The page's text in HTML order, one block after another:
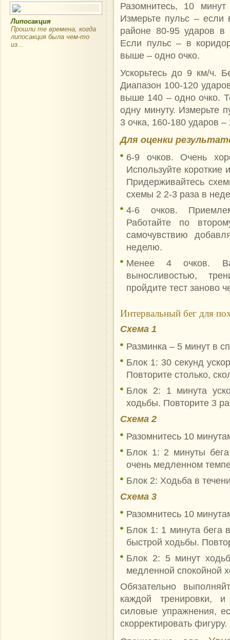
Липосакция
Прошли те времена, когда
липосакция была чем-то
из...
Разомнитесь, 10
Измерьте пульс – если
районе 80-95 ударов в
Если пульс – в
выше – одно очко.
Ускорьтесь до 9 км/ч.
Диапазон 100-120
выше 140 – одно очко.
одну минуту. Измерьте
3 очка, 160-180 ударов
Для оценки
6-9 очков. Очень
Используйте короткие
Придерживайтесь
схемы 2 2-3 раза в
4-6 очков.
Работайте по
самочувствию
неделю.
Менее 4 очков.
выносливостью,
пройдите тест заново
Интервальный бег для
Схема 1
Разминка – 5 минут в
Блок 1: 30 секунд
Повторите столько,
Блок 2: 1 минута
ходьбы. Повторите 3
Схема 2
Разомнитесь 10
Блок 1: 2 минуты
очень медленном
Блок 2: Ходьба в
Схема 3
Разомнитесь 10
Блок 1: 1 минута бега
быстрой ходьбы.
Блок 2: 5 минут
медленной спокойной
Обязательно
каждой тренировки,
силовые упражнения,
скорректировать фигуру.